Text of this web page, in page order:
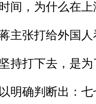
间，为什么在
主张打给外国
持打下去，是
明确判断出：